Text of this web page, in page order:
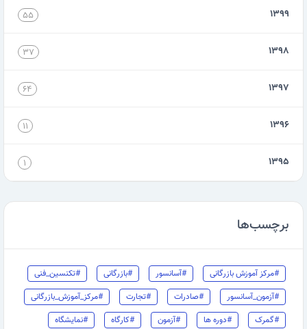
۱۳۹۹ ۵۵
۱۳۹۸ ۳۷
۱۳۹۷ ۶۴
۱۳۹۶ ۱۱
۱۳۹۵ ۱
برچسب‌ها
#مرکز آموزش بازرگانی #آسانسور #بازرگانی
#تکنسین_فنی
#آزمون_آسانسور
#صادرات #تجارت
#مرکز_آموزش_بازرگانی
#گمرک
#دوره ها #آزمون #کارگاه
#نمایشگاه